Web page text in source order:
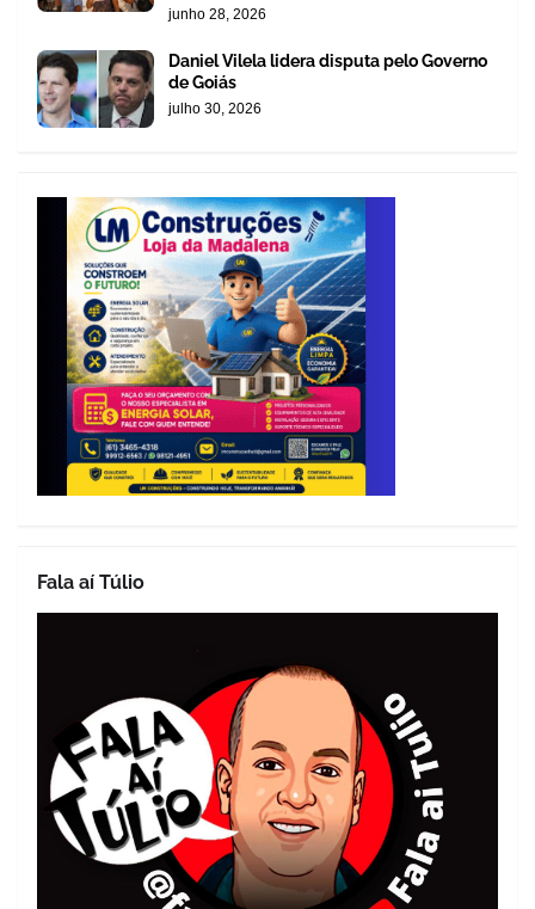
junho 28, 2026
Daniel Vilela lidera disputa pelo Governo
de Goiás
julho 30, 2026
Fala aí Túlio